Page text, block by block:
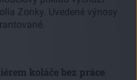
Zonky. Uvedené výnosy
koláče bez práce